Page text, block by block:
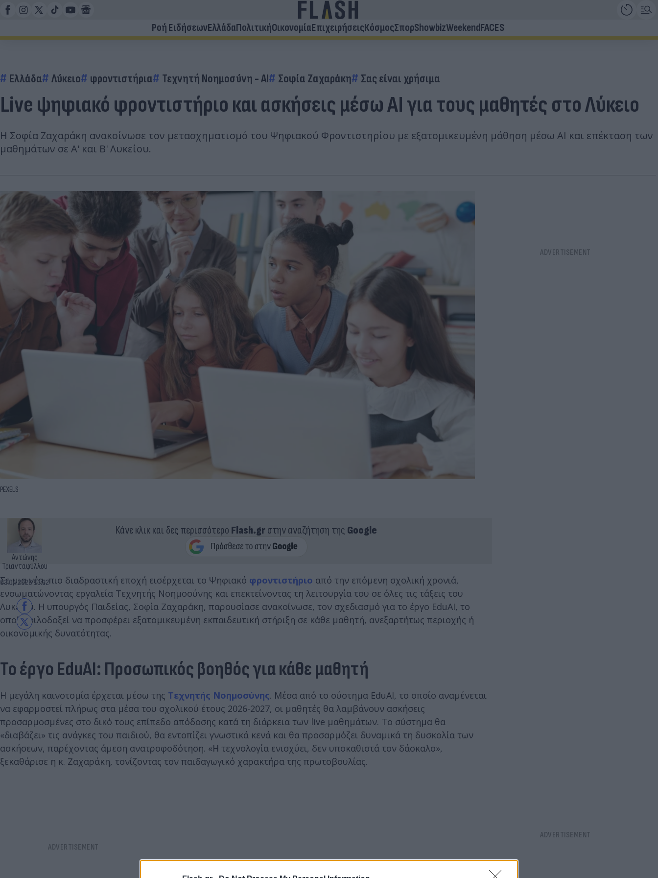
Ροή ΕιδήσεωνΕλλάδαΠολιτικήΟικονομίαΕπιχειρήσειςΚόσμοςΣπορShowbizWeekendFACES
Ελλάδα Λύκειο φροντιστήρια Τεχνητή Νοημοσύνη - AI Σοφία Ζαχαράκη Σας είναι χρήσιμα
Live ψηφιακό φροντιστήριο και ασκήσεις μέσω ΑΙ για τους μαθητές στο Λύκειο
Η Σοφία Ζαχαράκη ανακοίνωσε τον μετασχηματισμό του Ψηφιακού Φροντιστηρίου με εξατομικευμένη μάθηση μέσω AI και επέκταση των
μαθημάτων σε Α' και Β' Λυκείου.
PEXELS
Αντώνης
Τριανταφύλλου
03.04.2026 11:32
Κάνε κλικ και δες περισσότερο Flash.grστην αναζήτηση της Google
Σε μια νέα, πιο διαδραστική εποχή εισέρχεται το Ψηφιακό φροντιστήριο από την επόμενη σχολική χρονιά,
ενσωματώνοντας εργαλεία Τεχνητής Νοημοσύνης και επεκτείνοντας τη λειτουργία του σε όλες τις τάξεις του
Λυκείου. Η υπουργός Παιδείας, Σοφία Ζαχαράκη, παρουσίασε ανακοίνωσε, τον σχεδιασμό για το έργο EduAI, το
οποίο φιλοδοξεί να προσφέρει εξατομικευμένη εκπαιδευτική στήριξη σε κάθε μαθητή, ανεξαρτήτως περιοχής ή
οικονομικής δυνατότητας.
Το έργο EduAI: Προσωπικός βοηθός για κάθε μαθητή
Η μεγάλη καινοτομία έρχεται μέσω της Τεχνητής Νοημοσύνης. Μέσα από το σύστημα EduAI, το οποίο αναμένεται
να εφαρμοστεί πλήρως στα μέσα του σχολικού έτους 2026-2027, οι μαθητές θα λαμβάνουν ασκήσεις
προσαρμοσμένες στο δικό τους επίπεδο απόδοσης κατά τη διάρκεια των live μαθημάτων. Το σύστημα θα
«διαβάζει» τις ανάγκες του παιδιού, θα εντοπίζει γνωστικά κενά και θα προσαρμόζει δυναμικά τη δυσκολία των
ασκήσεων, παρέχοντας άμεση ανατροφοδότηση. «Η τεχνολογία ενισχύει, δεν υποκαθιστά τον δάσκαλο»,
ξεκαθάρισε η κ. Ζαχαράκη, τονίζοντας τον παιδαγωγικό χαρακτήρα της πρωτοβουλίας.